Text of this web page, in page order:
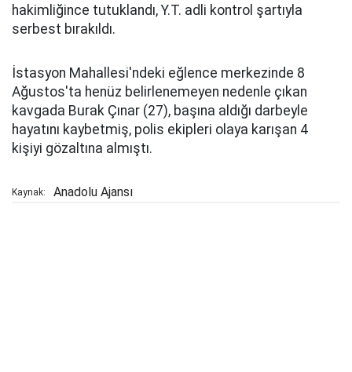
hakimliğince tutuklandı, Y.T. adli kontrol şartıyla
serbest bırakıldı.
İstasyon Mahallesi'ndeki eğlence merkezinde 8
Ağustos'ta henüz belirlenemeyen nedenle çıkan
kavgada Burak Çınar (27), başına aldığı darbeyle
hayatını kaybetmiş, polis ekipleri olaya karışan 4
kişiyi gözaltına almıştı.
Kaynak: Anadolu Ajansı